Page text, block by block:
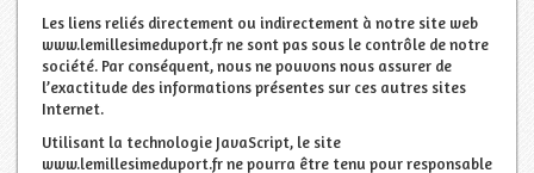
Les liens reliés directement ou indirectement à notre site web
www.lemillesimeduport.fr ne sont pas sous le contrôle de notre
société. Par conséquent, nous ne pouvons nous assurer de
l’exactitude des informations présentes sur ces autres sites
Internet.
Utilisant la technologie JavaScript, le site
www.lemillesimeduport.fr ne pourra être tenu pour responsable